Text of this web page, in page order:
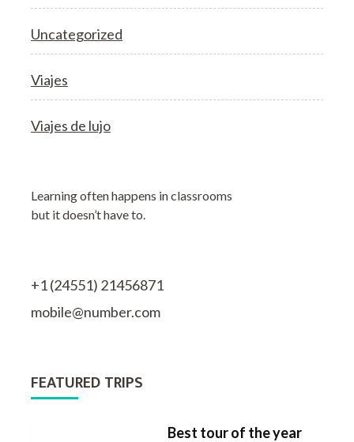
Uncategorized
Viajes
Viajes de lujo
Learning often happens in classrooms
but it doesn’t have to.
+1 (24551) 21456871
mobile@number.com
FEATURED TRIPS
Best tour of the year